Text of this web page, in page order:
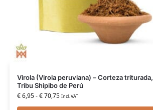
Virola (Virola peruviana) – Corteza triturada,
Tribu Shipibo de Perú
€6,95-€70,75 Incl. VAT